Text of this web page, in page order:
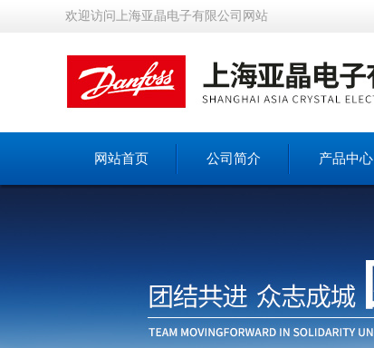
欢迎访问上海亚晶电子有限公司网站
网站首页 公司简介 产品中心